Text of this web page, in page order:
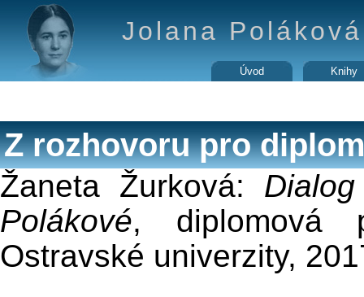
Jolana
Úvod Knihy
Z rozhovoru pro
Žaneta Žurková:
Polákové, diplomová
Ostravské univerzity,